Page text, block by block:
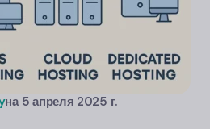
на 5 апреля 2025 г.